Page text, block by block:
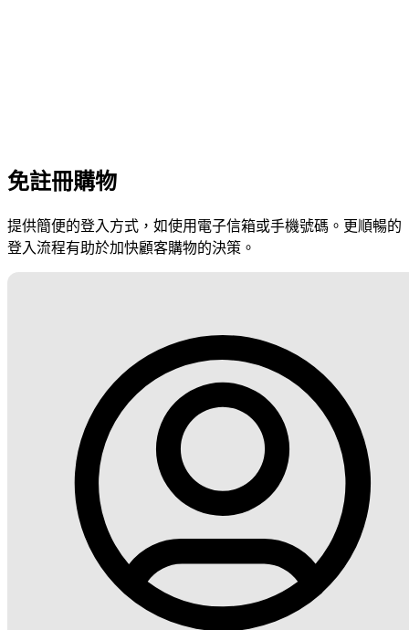
免註冊購物
提供簡便的登入方式，如使用電子信箱或手機號碼。更順暢的
登入流程有助於加快顧客購物的決策。